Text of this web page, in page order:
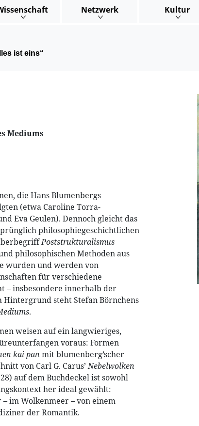
Netzwerk Kultur
ist eins“
Mediums
die Hans Blumenbergs
(etwa Caroline Torra-
Eva Geulen). Dennoch gleicht das
philosophiegeschichtlichen
Poststrukturalismus
philosophischen Methoden aus
wurden und werden von
für verschiedene
– insbesondere innerhalb der
steht Stefan Börnchens
.
weisen auf ein langwieriges,
voraus: Formen
kai pan mit blumenberg’scher
von Carl G. Carus’Nebelwolken
auf dem Buchdeckel ist sowohl
her ideal gewählt:
im Wolkenmeer – von einem
der Romantik.